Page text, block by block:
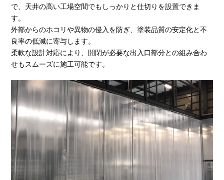
で、天井の高い工場空間でもしっかりと仕切りを設置できま
す。
外部からのホコリや異物の侵入を防ぎ、塗装品質の安定化と不
良率の低減に寄与します。
柔軟な設計対応により、開閉が必要な出入口部分との組み合わ
せもスムーズに施工可能です。